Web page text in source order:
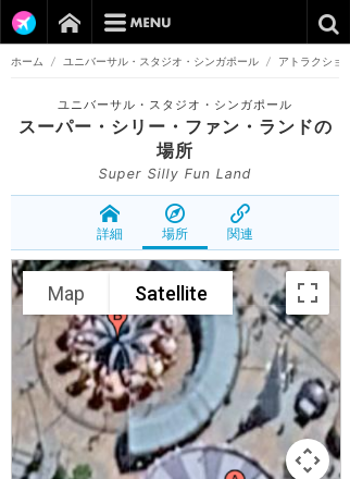
ホーム / ユニバーサル・スタジオ・シンガポール / アトラクション
ユニバーサル・スタジオ・シンガポール
スーパー・シリー・ファン・ランドの
場所
Super Silly Fun Land
詳細 場所 関連
Map Satellite